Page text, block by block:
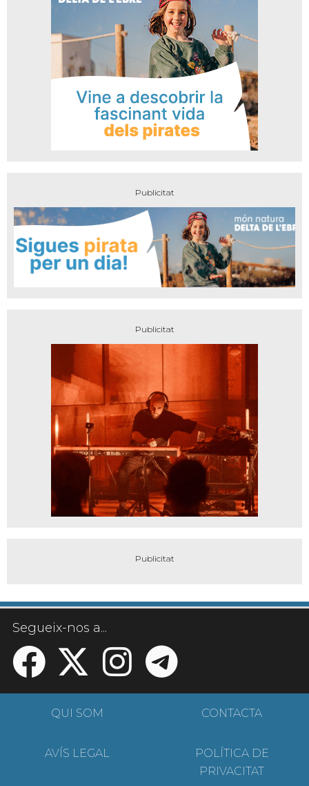
Segueix-nos a...
QUI SOM CONTACTA
AVÍS LEGAL
POLÍTICA DE
PRIVACITAT